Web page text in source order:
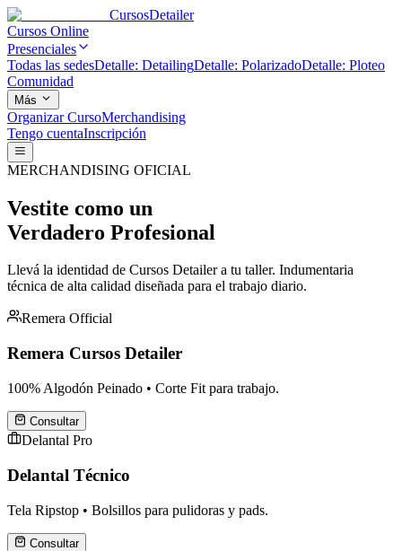
CursosDetailer
Cursos Online
Presenciales
Todas las sedesDetalle: DetailingDetalle: PolarizadoDetalle: Ploteo
Comunidad
Más
Organizar CursoMerchandising
Tengo cuentaInscripción
MERCHANDISING OFICIAL
Vestite como un
Verdadero Profesional
Llevá la identidad de Cursos Detailer a tu taller. Indumentaria
técnica de alta calidad diseñada para el trabajo diario.
Remera Official
Remera Cursos Detailer
100% Algodón Peinado • Corte Fit para trabajo.
Consultar
Delantal Pro
Delantal Técnico
Tela Ripstop • Bolsillos para pulidoras y pads.
Consultar